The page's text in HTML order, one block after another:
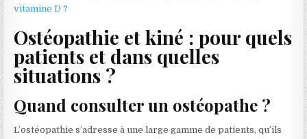
vitamine D ?
Ostéopathie et kiné : pour quels
patients et dans quelles
situations ?
Quand consulter un ostéopathe ?
L’ostéopathie s’adresse à une large gamme de patients, qu’ils